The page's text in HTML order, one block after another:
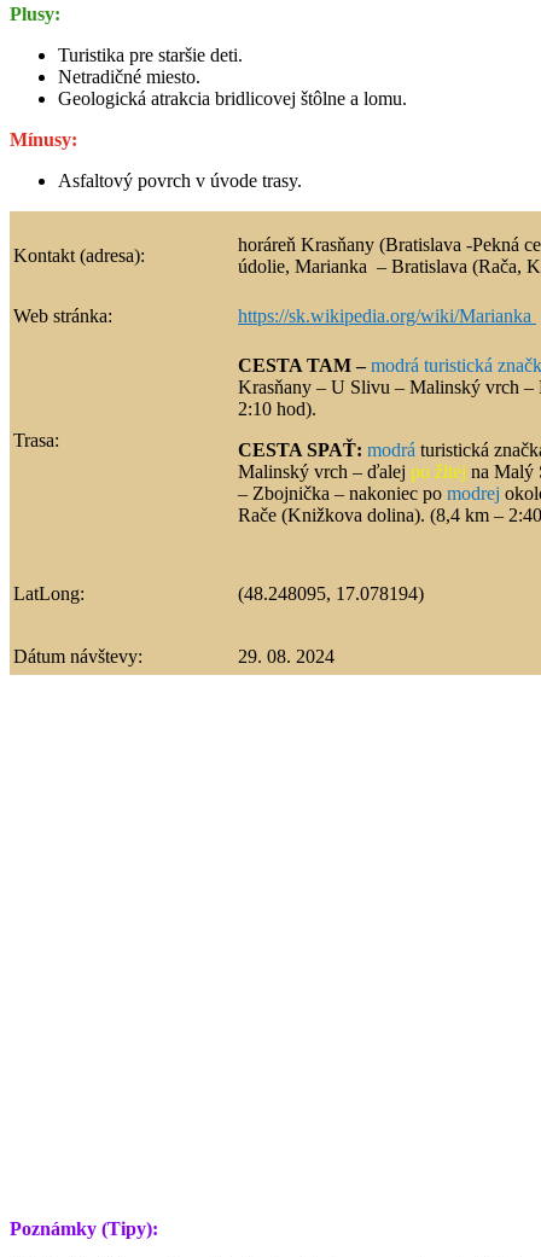
Plusy:
Turistika pre staršie deti.
Netradičné miesto.
Geologická atrakcia bridlicovej štôlne a lomu.
Mínusy:
Asfaltový povrch v úvode trasy.
Kontakt (adresa):
horáreň Krasňany (Bratislava -Pekná
údolie, Marianka – Bratislava (Rača,
Web stránka: https://sk.wikipedia.org/wiki/Marianka
Trasa:
CESTA TAM –modrá turistická
Krasňany – U Slivu – Malinský vrch –
2:10 hod).
CESTA SPAŤ: modrá turistická
Malinský vrch – ďalej po žltej na Malý
– Zbojnička – nakoniec po modrej
Rače (Knižkova dolina). (8,4 km –
LatLong: (48.248095, 17.078194)
Dátum návštevy: 29. 08. 2024
Poznámky (Tipy):